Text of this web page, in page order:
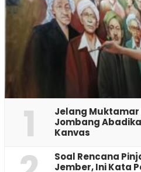
1
Jelang Muktamar
Jombang
Kanvas
‎Soal Rencana
Jember, Ini Kata